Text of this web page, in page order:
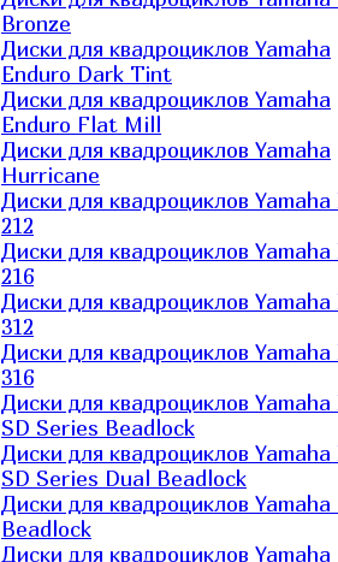
Bronze
Диски для квадроциклов Yamaha
Enduro Dark Tint
Диски для квадроциклов Yamaha
Enduro Flat Mill
Диски для квадроциклов Yamaha
Hurricane
Диски для квадроциклов
212
Диски для квадроциклов
216
Диски для квадроциклов
312
Диски для квадроциклов
316
Диски для квадроциклов
SD Series Beadlock
Диски для квадроциклов
SD Series Dual Beadlock
Диски для квадроциклов Yamaha
Beadlock
Диски для квадроциклов Yamaha